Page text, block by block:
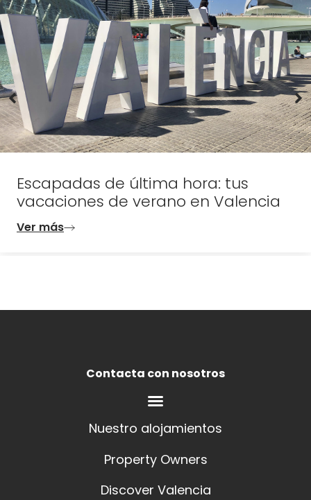
Escapadas de última hora: tus
vacaciones de verano en Valencia
Ver más
Contacta con nosotros
Nuestro alojamientos
Property Owners
Discover Valencia